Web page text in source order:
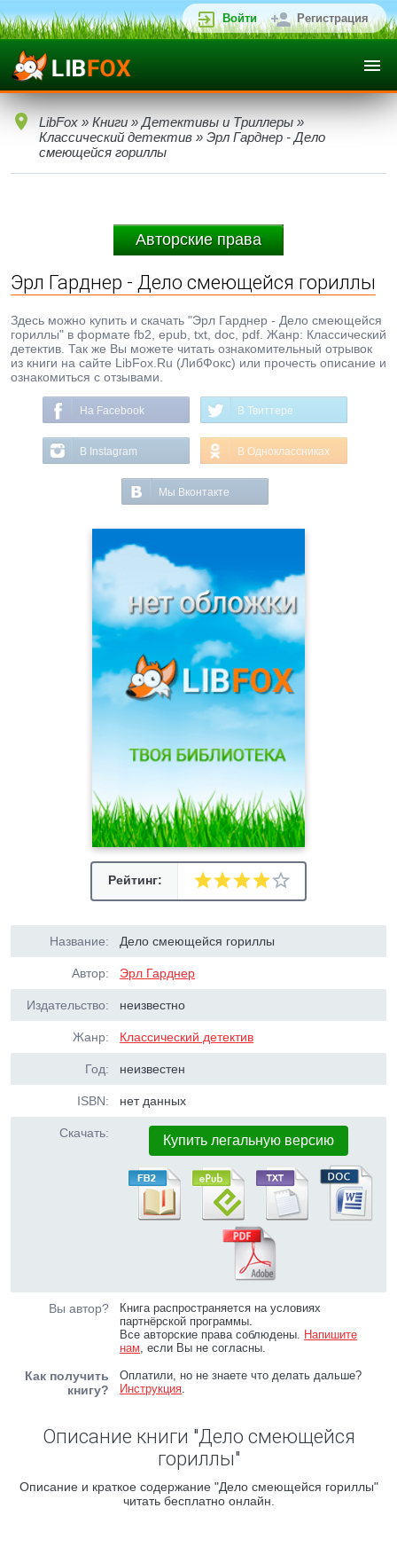
Войти Регистрация
LibFox » Книги » Детективы и Триллеры »
Классический детектив » Эрл Гарднер - Дело
смеющейся гориллы
Авторские права
Эрл Гарднер - Дело смеющейся гориллы
Здесь можно купить и скачать "Эрл Гарднер - Дело смеющейся
гориллы" в формате fb2, epub, txt, doc, pdf. Жанр: Классический
детектив. Так же Вы можете читать ознакомительный отрывок
из книги на сайте LibFox.Ru (ЛибФокс) или прочесть описание и
ознакомиться с отзывами.
На Facebook В Твиттере
В Instagram В Одноклассниках
Мы Вконтакте
Рейтинг:
Название: Дело смеющейся гориллы
Автор: Эрл Гарднер
Издательство: неизвестно
Жанр: Классический детектив
Год: неизвестен
ISBN: нет данных
Скачать: Купить легальную версию
Вы автор?
Книга распространяется на условиях
партнёрской программы.
Все авторские права соблюдены. Напишите
нам, если Вы не согласны.
Как получить
книгу?
Оплатили, но не знаете что делать дальше?
Инструкция.
Описание книги "Дело смеющейся
гориллы"
Описание и краткое содержание "Дело смеющейся гориллы"
читать бесплатно онлайн.